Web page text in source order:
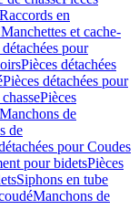
Raccords en
Manchettes et cache-
pour
Pièces détachées
Pièces détachées pour
Pièces
Manchons de
de
pour Coudes
pour bidetsPièces
Siphons en tube
Manchons de